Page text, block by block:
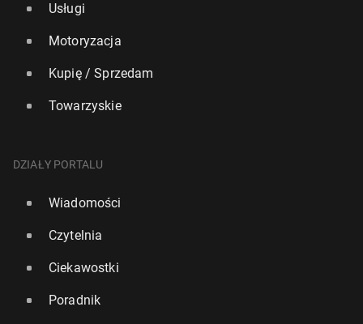
Usługi
Motoryzacja
Kupię / Sprzedam
Towarzyskie
DZIAŁY PORTALU
Wiadomości
Czytelnia
Ciekawostki
Poradnik